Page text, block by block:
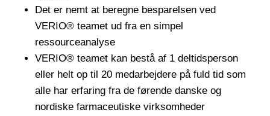
Det er nemt at beregne besparelsen ved
VERIO® teamet ud fra en simpel
ressourceanalyse
VERIO® teamet kan bestå af 1 deltidsperson
eller helt op til 20 medarbejdere på fuld tid som
alle har erfaring fra de førende danske og
nordiske farmaceutiske virksomheder